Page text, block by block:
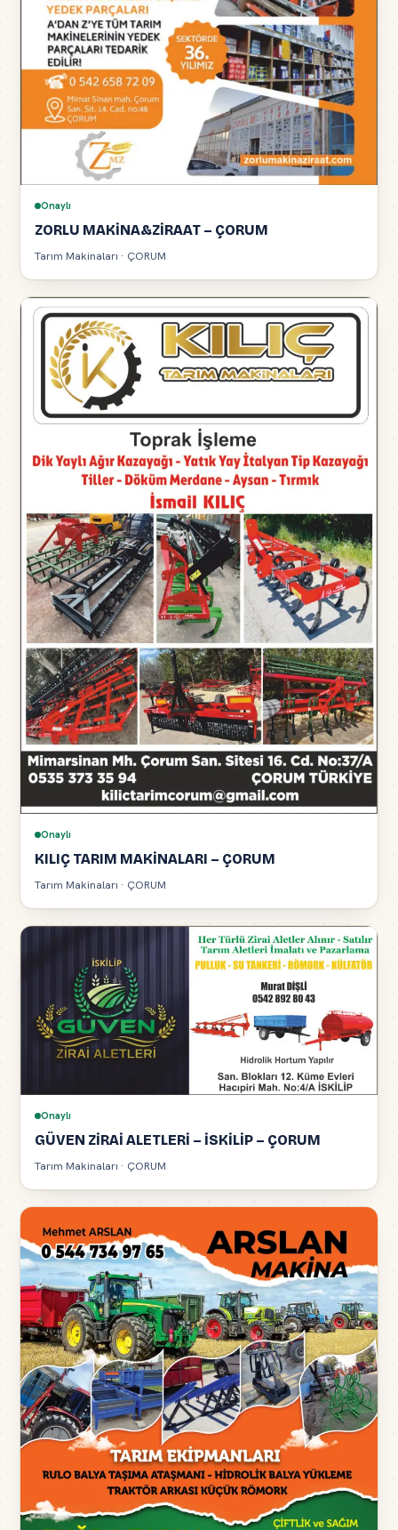
Onaylı
ZORLU MAKİNA&ZİRAAT – ÇORUM
Tarım Makinaları · ÇORUM
Onaylı
KILIÇ TARIM MAKİNALARI – ÇORUM
Tarım Makinaları · ÇORUM
Onaylı
GÜVEN ZİRAİ ALETLERİ – İSKİLİP – ÇORUM
Tarım Makinaları · ÇORUM